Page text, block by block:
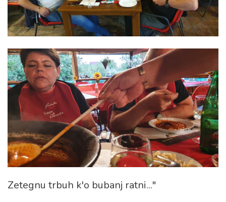
Zetegnu trbuh k'o bubanj ratni..."